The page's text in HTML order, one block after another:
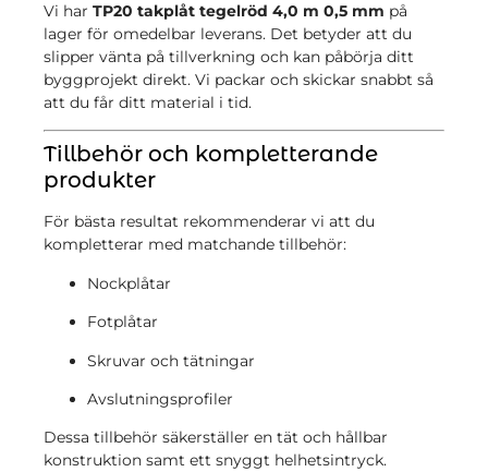
Vi har TP20 takplåt tegelröd 4,0 m 0,5 mm på
lager för omedelbar leverans. Det betyder att du
slipper vänta på tillverkning och kan påbörja ditt
byggprojekt direkt. Vi packar och skickar snabbt så
att du får ditt material i tid.
Tillbehör och kompletterande
produkter
För bästa resultat rekommenderar vi att du
kompletterar med matchande tillbehör:
Nockplåtar
Fotplåtar
Skruvar och tätningar
Avslutningsprofiler
Dessa tillbehör säkerställer en tät och hållbar
konstruktion samt ett snyggt helhetsintryck.